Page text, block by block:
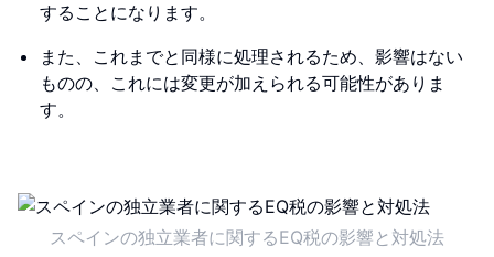
することになります。
また、これまでと同様に処理されるため、影響はない
ものの、これには変更が加えられる可能性がありま
す。
スペインの独立業者に関するEQ税の影響と対処法